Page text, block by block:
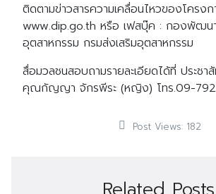
ติดตามข่าวสารความเคลื่อนไหวของโครงก
www.dip.go.th หรือ เฟสบุ๊ค : กองพัฒน
อุตสาหกรรม กรมส่งเสริมอุตสาหกรรม
สื่อมวลชนสอบถามรายละเอียดได้ที่ ประชา
คุณกัญญา จักรพีระ (หญิง) โทร.09-
Post Views: 182